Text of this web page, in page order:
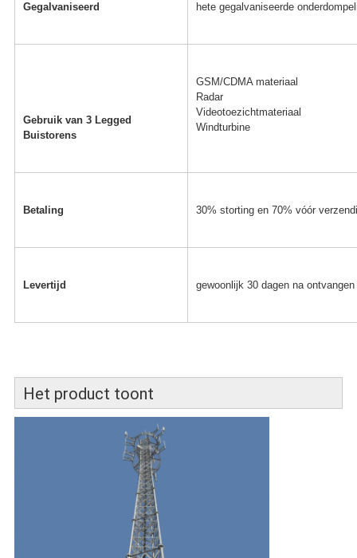
Gegalvaniseerd hete gegalvaniseerde
Gebruik van 3 Legged
Buistorens
GSM/CDMA materiaal
Radar
Videotoezichtmateriaal
Windturbine
Betaling 30% storting en 70% vóór
Levertijd gewoonlijk 30 dagen na
Het product toont